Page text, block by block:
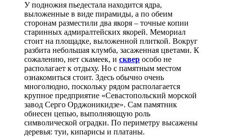
У подножия пьедестала находится ядра,
выложенные в виде пирамиды, а по обеим
сторонам разместили два якоря – точные копии
старинных адмиралтейских якорей. Мемориал
стоит на площадке, выложенной плиткой. Вокруг
разбита небольшая клумба, засаженная цветами. К
сожалению, нет скамеек, и сквер особо не
располагает к отдыху. Но с памятным местом
ознакомиться стоит. Здесь обычно очень
многолюдно, поскольку рядом располагается
крупное предприятие «Севастопольский морской
завод Серго Орджоникидзе». Сам памятник
обнесен цепью, выполняющую роль
символической оградки. По периметру высажены
деревья: туи, кипарисы и платаны.